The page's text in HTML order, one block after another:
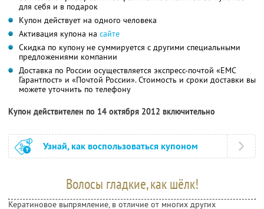
для себя и в подарок
Купон действует на одного человека
Активация купона на сайте
Скидка по купону не суммируется с другими специальными
предложениями компании
Доставка по России осуществляется экспресс-почтой «ЕМС
Гарантпост» и «Почтой России». Стоимость и сроки доставки вы
можете уточнить по телефону
Купон действителен по 14 октября 2012 включительно
Узнай, как воспользоваться купоном
Волосы гладкие, как шёлк!
Кератиновое выпрямление, в отличие от многих других